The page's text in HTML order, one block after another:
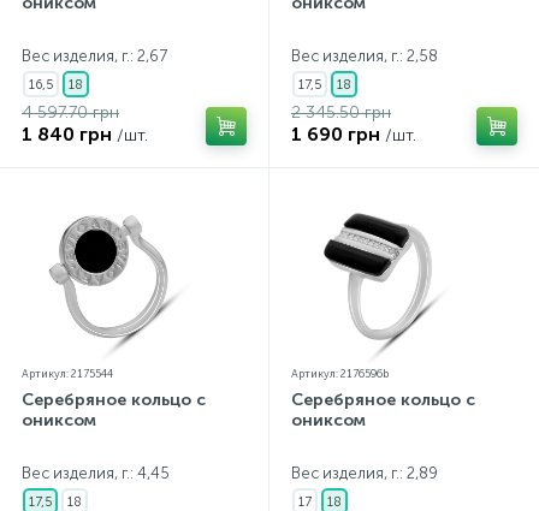
Вес изделия, г.: 2,67
16,5 18
4 597.70 грн
1 840 грн /шт.
Вес изделия, г.: 2,58
17,5 18
2 345.50 грн
1 690 грн /шт.
Артикул: 2175544
Серебряное кольцо с
ониксом
Вес изделия, г.: 4,45
17,5 18
Артикул: 2176596b
Серебряное кольцо с
ониксом
Вес изделия, г.: 2,89
17 18